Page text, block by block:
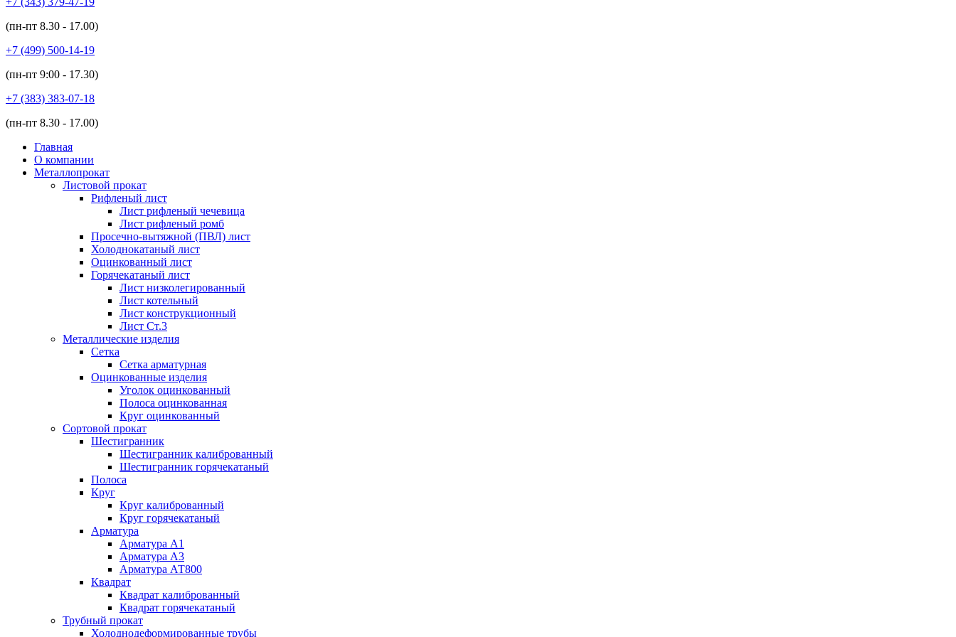
(пн-пт 8.30 - 17.00)
+7 (499) 500-14-19
(пн-пт 9:00 - 17.30)
+7 (383) 383-07-18
(пн-пт 8.30 - 17.00)
Главная
О компании
Металлопрокат
Листовой прокат
Рифленый лист
Лист рифленый чечевица
Лист рифленый ромб
Просечно-вытяжной (ПВЛ) лист
Холоднокатаный лист
Оцинкованный лист
Горячекатаный лист
Лист низколегированный
Лист котельный
Лист конструкционный
Лист Ст.3
Металлические изделия
Сетка
Сетка арматурная
Оцинкованные изделия
Уголок оцинкованный
Полоса оцинкованная
Круг оцинкованный
Сортовой прокат
Шестигранник
Шестигранник калиброванный
Шестигранник горячекатаный
Полоса
Круг
Круг калиброванный
Круг горячекатаный
Арматура
Арматура А1
Арматура А3
Арматура АТ800
Квадрат
Квадрат калиброванный
Квадрат горячекатаный
Трубный прокат
Холоднодеформированные трубы